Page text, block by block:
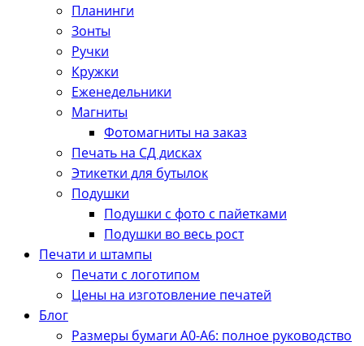
Планинги
Зонты
Ручки
Кружки
Еженедельники
Магниты
Фотомагниты на заказ
Печать на СД дисках
Этикетки для бутылок
Подушки
Подушки с фото с пайетками
Подушки во весь рост
Печати и штампы
Печати с логотипом
Цены на изготовление печатей
Блог
Размеры бумаги А0-А6: полное руководство